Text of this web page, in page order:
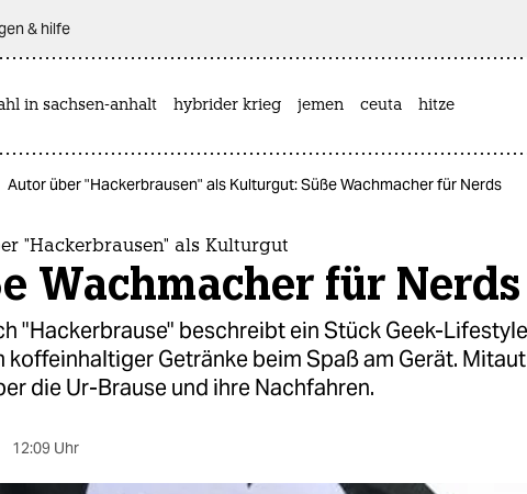
& hilfe
in sachsen-anhalt hybrider krieg jemen ceuta hitze
Autor über "Hackerbrausen" als Kulturgut: Süße Wachmacher für Nerds
"Hackerbrausen" als Kulturgut
Wachmacher für Nerds
"Hackerbrause" beschreibt ein Stück Geek-
koffeinhaltiger Getränke beim Spaß am Gerät.
die Ur-Brause und ihre Nachfahren.
12:09 Uhr